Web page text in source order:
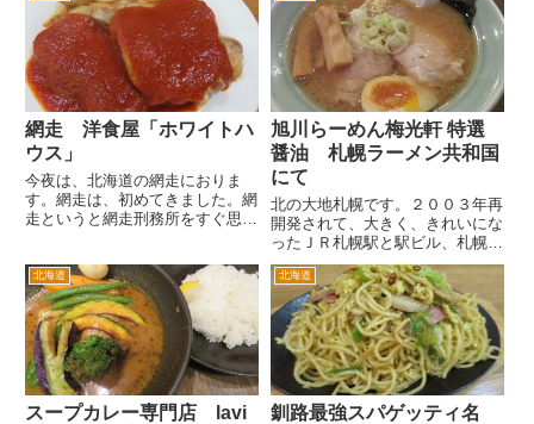
網走 洋食屋「ホワイトハ
ウス」
今夜は、北海道の網走におりま
す。網走は、初めてきました。網
走というと網走刑務所をすぐ思い
せん。東横インやルートインホテ
ルなどホテルが多いですね。 網
走市街のメインストリートは、も
う...
旭川らーめん梅光軒 特選
醤油 札幌ラーメン共和国
にて
北の大地札幌です。２００３年再
開発されて、大きく、きれいにな
ったＪＲ札幌駅と駅ビル、札幌大
丸です。 札幌駅に大丸ができる
以前はの札幌駅前には、同じ百貨
店の札幌そごうがありました。札
幌そごうが閉店して、現在はビッ
クカメラを核テナントとする札
幌...
北海道
スープカレー専門店 lavi
北海道
釧路最強スパゲッティ名